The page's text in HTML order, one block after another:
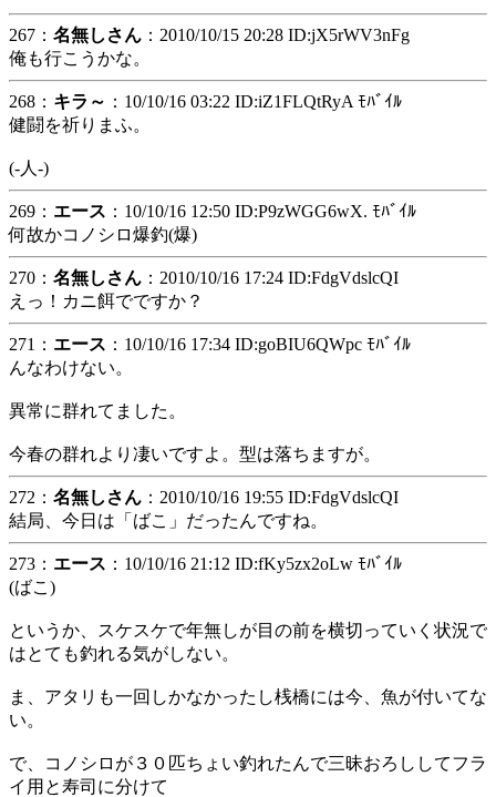
267： 名無しさん ：2010/10/15 20:28 ID:jX5rWV3nFg
俺も行こうかな。
268： キラ～ ：10/10/16 03:22 ID:iZ1FLQtRyA ﾓﾊﾞｲﾙ
健闘を祈りまふ。
(-人-)
269： エース ：10/10/16 12:50 ID:P9zWGG6wX. ﾓﾊﾞｲﾙ
何故かコノシロ爆釣(爆)
270： 名無しさん ：2010/10/16 17:24 ID:FdgVdslcQI
えっ！カニ餌でですか？
271： エース ：10/10/16 17:34 ID:goBIU6QWpc ﾓﾊﾞｲﾙ
んなわけない。
異常に群れてました。
今春の群れより凄いですよ。型は落ちますが。
272： 名無しさん ：2010/10/16 19:55 ID:FdgVdslcQI
結局、今日は「ばこ」だったんですね。
273： エース ：10/10/16 21:12 ID:fKy5zx2oLw ﾓﾊﾞｲﾙ
(ばこ)
というか、スケスケで年無しが目の前を横切っていく状況で
はとても釣れる気がしない。
ま、アタリも一回しかなかったし桟橋には今、魚が付いてな
い。
で、コノシロが３０匹ちょい釣れたんで三昧おろししてフラ
イ用と寿司に分けて